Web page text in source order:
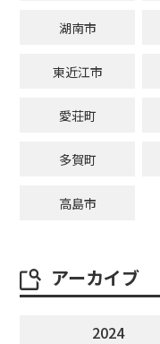
湖南市
東近江市
愛荘町
多賀町
高島市
アーカイブ
2024